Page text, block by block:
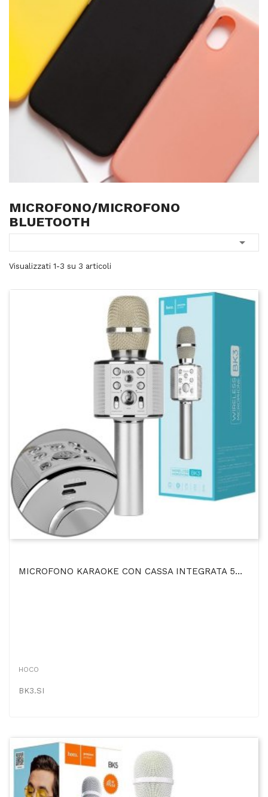
MICROFONO/MICROFONO
BLUETOOTH

Visualizzati 1-3 su 3 articoli
MICROFONO KARAOKE CON CASSA INTEGRATA 5W BLUETOOTH 4.2 - SLOT MICRO SD E RIVERBERO REGOLABILE IN...
HOCO
BK3.SI